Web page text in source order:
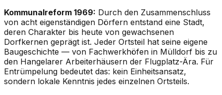
Kommunalreform 1969: Durch den Zusammenschluss
von acht eigenständigen Dörfern entstand eine Stadt,
deren Charakter bis heute von gewachsenen
Dorfkernen geprägt ist. Jeder Ortsteil hat seine eigene
Baugeschichte — von Fachwerkhöfen in Mülldorf bis zu
den Hangelarer Arbeiterhäusern der Flugplatz-Ära. Für
Entrümpelung bedeutet das: kein Einheitsansatz,
sondern lokale Kenntnis jedes einzelnen Ortsteils.